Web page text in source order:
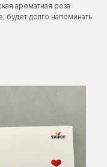
ароматная роза
будет долго напоминать